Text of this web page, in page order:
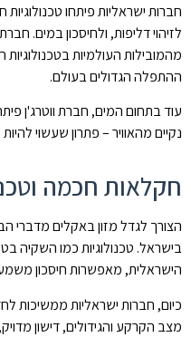
חברות ישראליות פיתחו
לזיהוי דליפות, ולחיסכון במים.
מהמובילות העולמיות
ההתפלה הגדולים בעולם.
עוד בתחום המים, חברת ווטרג'ן
נקיים מהאוויר – פתרון שעשוי
חקלאות חכמה
הצורך לגדל מזון באקלים מדברי
בישראל. טכנולוגיות כמו השקיה
הישראלית, מאפשרות חיסכון
כיום, חברות ישראליות ממשיכות
מצב הקרקע והגידולים, דישון